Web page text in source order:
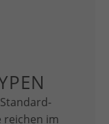
reichen im